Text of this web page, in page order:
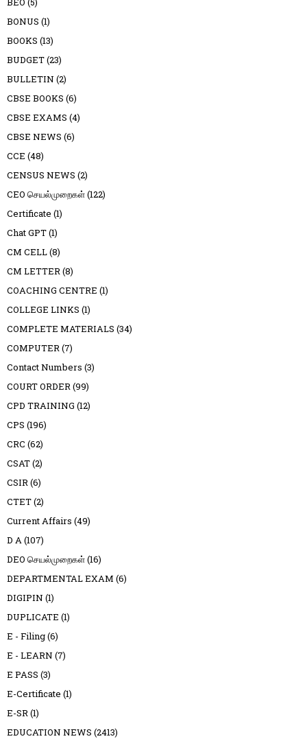
BONUS (1)
BOOKS (13)
BUDGET(23)
BULLETIN (2)
CBSE BOOKS (6)
CBSE EXAMS (4)
CBSE NEWS (6)
CCE (48)
CENSUS NEWS (2)
CEO செயல்முறைகள்(122)
Certificate (1)
Chat GPT(1)
CM CELL(8)
CM LETTER(8)
COACHING CENTRE (1)
COLLEGE LINKS (1)
COMPLETE MATERIALS (34)
COMPUTER(7)
Contact Numbers (3)
COURT ORDER(99)
CPD TRAINING (12)
CPS (196)
CRC (62)
CSAT(2)
CSIR(6)
CTET(2)
Current Affairs (49)
D A(107)
DEO செயல்முறைகள்(16)
DEPARTMENTAL EXAM (6)
DIGIPIN (1)
DUPLICATE (1)
E - Filing(6)
E - LEARN (7)
E PASS (3)
E-Certificate (1)
E-SR(1)
EDUCATION NEWS (2413)